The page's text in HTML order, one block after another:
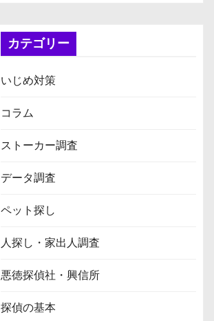
カテゴリー
いじめ対策
コラム
ストーカー調査
データ調査
ペット探し
人探し・家出人調査
悪徳探偵社・興信所
探偵の基本